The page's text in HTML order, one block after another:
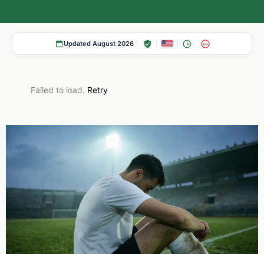
Updated August 2026 18+
Failed to load. Retry